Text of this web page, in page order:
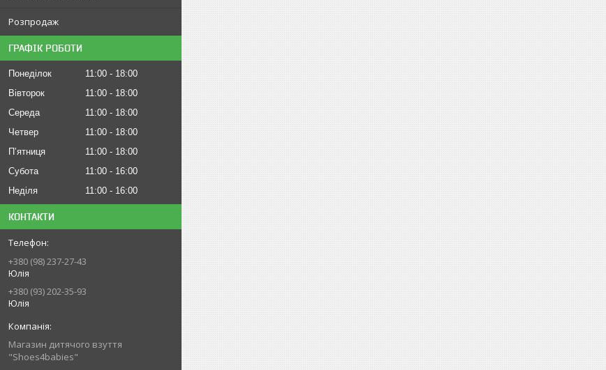
Розпродаж
ГРАФІК РОБОТИ
Понеділок 11:00
18:00
Вівторок
11:00
18:00
Середа
11:00
18:00
Четвер
11:00
18:00
Пʼятниця
11:00
18:00
Субота
11:00
16:00
Неділя
11:00 16:00
КОНТАКТИ
+380 (98) 237-27-43
Юлія
+380 (93) 202-35-93
Юлія
Магазин дитячого взуття
"Shoes4babies"